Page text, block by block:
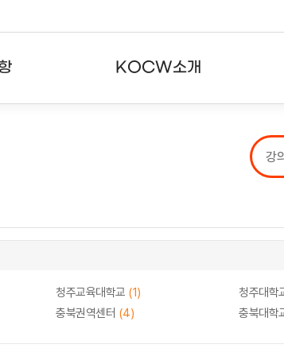
KOCW소개
청주교육대학교 (1) 청주대학
충북권역센터 (4) 충북대학